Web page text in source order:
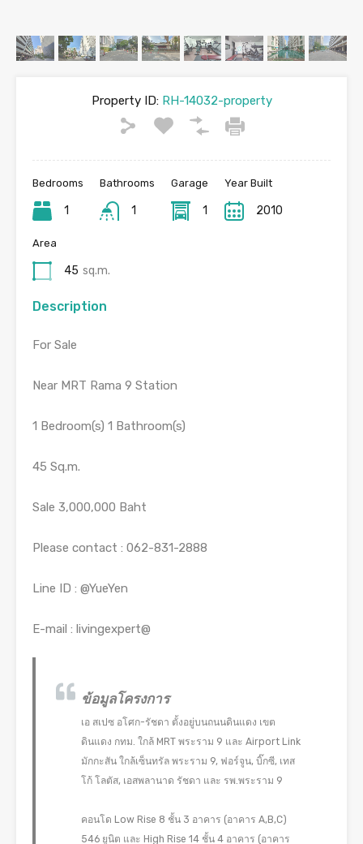
Property ID:RH-14032-property
Bedrooms
1
Bathrooms
1
Garage
1
Year Built
2010
Area
45 sq.m.
Description
For Sale
Near MRT Rama 9 Station
1 Bedroom(s) 1 Bathroom(s)
45 Sq.m.
Sale 3,000,000 Baht
Please contact : 062-831-2888
Line ID : @YueYen
E-mail : livingexpert@
ข้อมูลโครงการ
เอ สเปซ อโศก-รัชดา ตั้งอยู่บนถนนดินแดง เขต
ดินแดง กทม. ใกล้ MRT พระราม 9 และ Airport Link
มักกะสัน ใกล้เซ็นทรัล พระราม 9, ฟอร์จูน, บิ๊กซี, เทส
โก้ โลตัส, เอสพลานาด รัชดา และ รพ.พระราม 9
คอนโด Low Rise 8 ชั้น 3 อาคาร (อาคาร A,B,C)
546 ยูนิต และ High Rise 14 ชั้น 4 อาคาร (อาคาร